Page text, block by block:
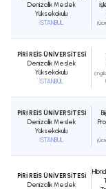
Denizcilik Meslek
Yüksekokulu
İSTANBUL
PİRİ REİS ÜNİVERSİTESİ
Denizcilik Meslek
Yüksekokulu
İSTANBUL
PİRİ REİS ÜNİVERSİTESİ
Denizcilik Meslek
Yüksekokulu
İSTANBUL
PİRİ REİS ÜNİVERSİTESİ
Denizcilik Meslek